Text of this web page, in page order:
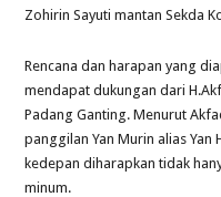
Zohirin Sayuti mantan Sekda
Rencana dan harapan yang
mendapat dukungan dari
Padang Ganting. Menurut
panggilan Yan Murin alias
kedepan diharapkan tidak
minum.